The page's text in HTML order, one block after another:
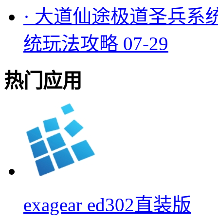
· 大道仙途极道圣兵系
统玩法攻略 07-29
热门应用
exagear ed302直装版